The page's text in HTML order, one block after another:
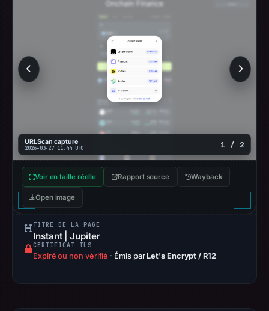
is
Other
observations:
AlienVault
OTX
recorded
community
on
09:40
URLScan
URLScan capture
2026-03-27 11:44 UTC 1 / 2
Voir en taille réelle Rapport source Wayback
Open image
TITRE DE LA PAGE
Instant | Jupiter
CERTIFICAT TLS
Expiré ou non vérifié · Émis parLet's Encrypt / R12